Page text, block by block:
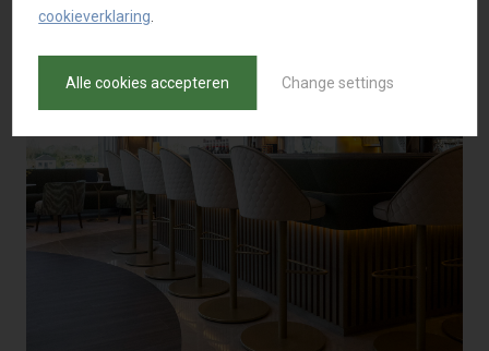
cookieverklaring
Alle cookies accepteren Change settings